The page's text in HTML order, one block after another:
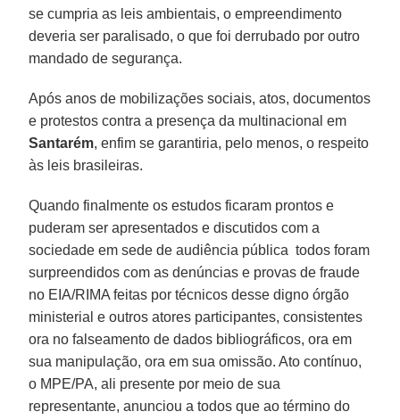
se cumpria as leis ambientais, o empreendimento
deveria ser paralisado, o que foi derrubado por outro
mandado de segurança.
Após anos de mobilizações sociais, atos, documentos
e protestos contra a presença da multinacional em
Santarém, enfim se garantiria, pelo menos, o respeito
às leis brasileiras.
Quando finalmente os estudos ficaram prontos e
puderam ser apresentados e discutidos com a
sociedade em sede de audiência pública todos foram
surpreendidos com as denúncias e provas de fraude
no EIA/RIMA feitas por técnicos desse digno órgão
ministerial e outros atores participantes, consistentes
ora no falseamento de dados bibliográficos, ora em
sua manipulação, ora em sua omissão. Ato contínuo,
o MPE/PA, ali presente por meio de sua
representante, anunciou a todos que ao término do